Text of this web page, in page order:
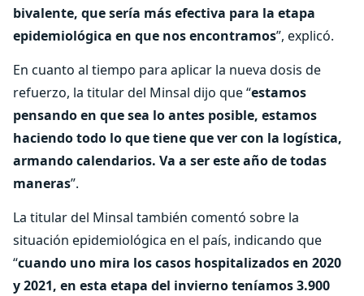
bivalente, que sería más efectiva para la etapa
epidemiológica en que nos encontramos”, explicó.
En cuanto al tiempo para aplicar la nueva dosis de
refuerzo, la titular del Minsal dijo que “estamos
pensando en que sea lo antes posible, estamos
haciendo todo lo que tiene que ver con la logística,
armando calendarios. Va a ser este año de todas
maneras”.
La titular del Minsal también comentó sobre la
situación epidemiológica en el país, indicando que
“cuando uno mira los casos hospitalizados en 2020
y 2021, en esta etapa del invierno teníamos 3.900